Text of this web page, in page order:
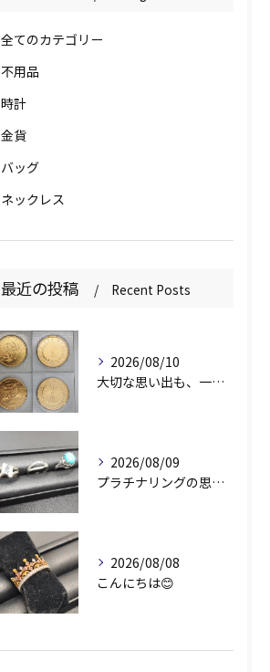
全てのカテゴリー
不用品
時計
金貨
バッグ
ネックレス
最近の投稿 Recent Posts
2026/08/10
大切な思い出も、一緒に査定します✨
2026/08/09
プラチナリングの思い出✨
2026/08/08
こんにちは😊